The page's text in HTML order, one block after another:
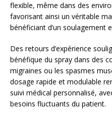
flexible, même dans des
favorisant ainsi un véritable
bénéficiant d’un soulagement
Des retours d’expérience
bénéfique du spray dans des
migraines ou les spasmes
dosage rapide et modulable
suivi médical personnalisé,
besoins fluctuants du patient.